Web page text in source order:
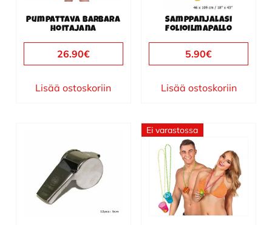
Pumpattava Barbara
hoitajana
26.90€
Lisää ostoskoriin
Samppanjalasi
folioilmapallo
5.90€
Lisää ostoskoriin
Ei varastossa